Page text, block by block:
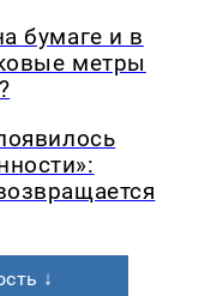
бумаге и в
метры
↓